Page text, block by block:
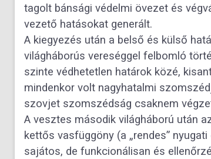
tagolt bánsági védelmi övezet és
vezető hatásokat generált.
A kiegyezés után a belső és külső
világháborús vereséggel felbomló
szinte védhetetlen határok közé,
mindenkor volt nagyhatalmi
szovjet szomszédság csaknem
A vesztes második világháború után
kettős vasfüggöny (a „rendes”
sajátos, de funkcionálisan és